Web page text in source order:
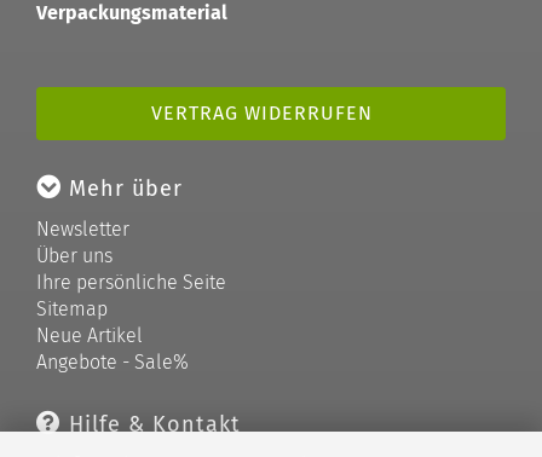
Verpackungsmaterial
VERTRAG WIDERRUFEN
Mehr über
Newsletter
Über uns
Ihre persönliche Seite
Sitemap
Neue Artikel
Angebote - Sale%
Hilfe & Kontakt